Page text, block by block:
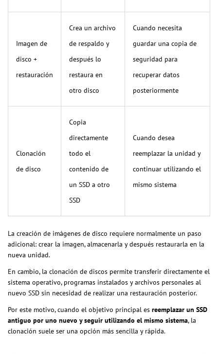
Imagen de
disco +
restauración
Crea un archivo
de respaldo y
después lo
restaura en
otro disco
Cuando necesita
guardar una copia de
seguridad para
recuperar datos
posteriormente
Clonación
de disco
Copia
directamente
todo el
contenido de
un SSD a otro
SSD
Cuando desea
reemplazar la unidad y
continuar utilizando el
mismo sistema
La creación de imágenes de disco requiere normalmente un paso
adicional: crear la imagen, almacenarla y después restaurarla en la
nueva unidad.
En cambio, la clonación de discos permite transferir directamente el
sistema operativo, programas instalados y archivos personales al
nuevo SSD sin necesidad de realizar una restauración posterior.
Por este motivo, cuando el objetivo principal es reemplazar un SSD
antiguo por uno nuevo y seguir utilizando el mismo sistema, la
clonación suele ser una opción más sencilla y rápida.